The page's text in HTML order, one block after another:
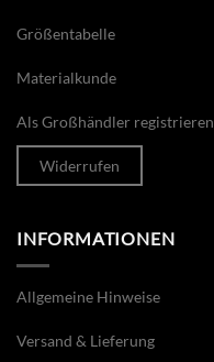
Größentabelle
Materialkunde
Als Großhändler registrieren
Widerrufen
INFORMATIONEN
Allgemeine Hinweise
Versand & Lieferung